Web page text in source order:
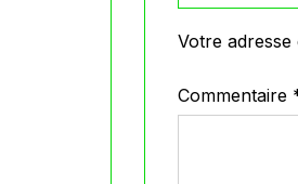
Votre adresse
Commentaire